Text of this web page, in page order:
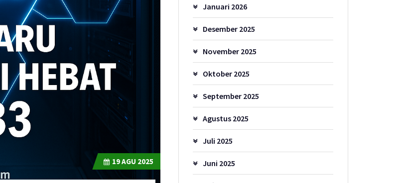
19AGU 2025
Januari 2026
Desember 2025
November 2025
Oktober 2025
September 2025
Agustus 2025
Juli 2025
Juni 2025